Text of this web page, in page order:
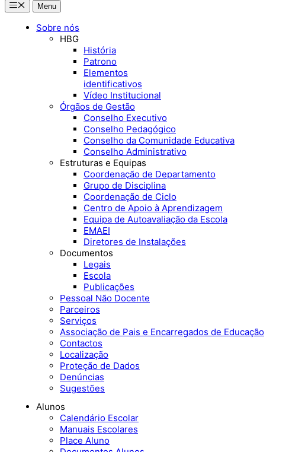
MenuMenu
Sobre nós
HBG
História
Patrono
Elementos
identificativos
Vídeo Institucional
Órgãos de Gestão
Conselho Executivo
Conselho Pedagógico
Conselho da Comunidade Educativa
Conselho Administrativo
Estruturas e Equipas
Coordenação de Departamento
Grupo de Disciplina
Coordenação de Ciclo
Centro de Apoio à Aprendizagem
Equipa de Autoavaliação da Escola
EMAEI
Diretores de Instalações
Documentos
Legais
Escola
Publicações
Pessoal Não Docente
Parceiros
Serviços
Associação de Pais e Encarregados de Educação
Contactos
Localização
Proteção de Dados
Denúncias
Sugestões
Alunos
Calendário Escolar
Manuais Escolares
Place Aluno